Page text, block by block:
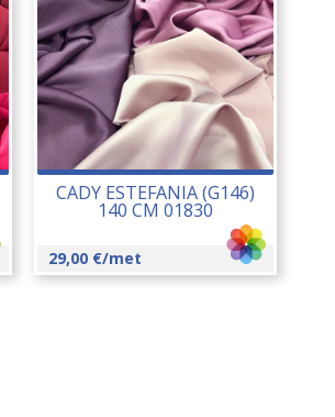
CADY ESTEFANIA (G146)
140 CM 01830
29,00 €/met